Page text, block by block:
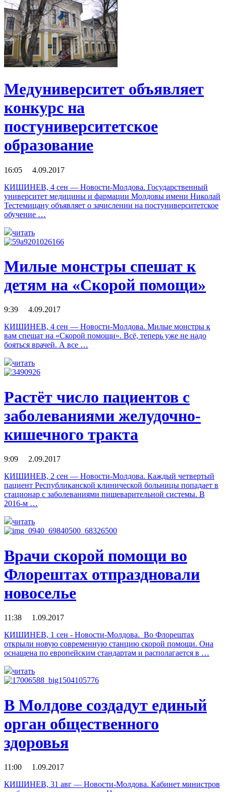
Медуниверситет объявляет
конкурс на
постуниверситетское
образование
16:05 4.09.2017
КИШИНЕВ, 4 сен — Новости-Молдова. Государственный
университет медицины и фармации Молдовы имени Николай
Тестемицану объявляет о зачислении на постуниверситетское
обучение …
читать
Милые монстры спешат к
детям на «Скорой помощи»
9:39 4.09.2017
КИШИНЕВ, 4 сен — Новости-Молдова. Милые монстры к
вам спешат на «Скорой помощи». Всё, теперь уже не надо
бояться врачей. А все …
читать
Растёт число пациентов с
заболеваниями желудочно-
кишечного тракта
9:09 2.09.2017
КИШИНЕВ, 2 сен — Новости-Молдова. Каждый четвертый
пациент Республиканской клинической больницы попадает в
стационар с заболеваниями пищеварительной системы. В
2016-м …
читать
Врачи скорой помощи во
Флорештах отпраздновали
новоселье
11:38 1.09.2017
КИШИНЕВ, 1 сен - Новости-Молдова. Во Флорештах
открыли новую современную станцию скорой помощи. Она
оснащена по европейским стандартам и располагается в …
читать
В Молдове создадут единый
орган общественного
здоровья
11:00 1.09.2017
КИШИНЕВ, 31 авг — Новости-Молдова. Кабинет министров